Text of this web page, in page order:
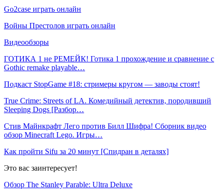
Go2case играть онлайн
Войны Престолов играть онлайн
Видеообзоры
ГОТИКА 1 не РЕМЕЙК! Готика 1 прохождение и сравнение с
Gothic remake playable…
Подкаст StopGame #18: стримеры кругом — заводы стоят!
True Crime: Streets of LA. Комедийный детектив, породивший
Sleeping Dogs [Разбор…
Стив Майнкрафт Лего против Билл Шифра! Сборник видео
обзор Minecraft Lego. Игры…
Как пройти Sifu за 20 минут [Спидран в деталях]
Это вас заинтересует!
Обзор The Stanley Parable: Ultra Deluxe